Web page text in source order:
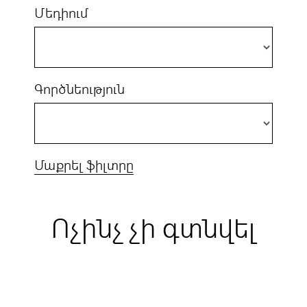
Մեդիում
Գործնեություն
Մաքրել ֆիլտրը
Ոչինչ չի գտնվել